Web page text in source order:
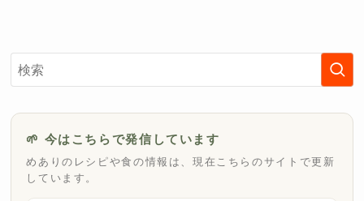
🌱 今はこちらで発信しています
めありのレシピや食の情報は、現在こちらのサイトで更新
しています。